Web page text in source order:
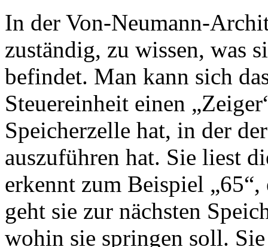
In der Von-Neumann-
zuständig, zu wissen, was
befindet. Man kann sich
Steuereinheit einen
Speicherzelle hat, in der
auszuführen hat. Sie liest
erkennt zum Beispiel
geht sie zur nächsten
wohin sie springen soll.